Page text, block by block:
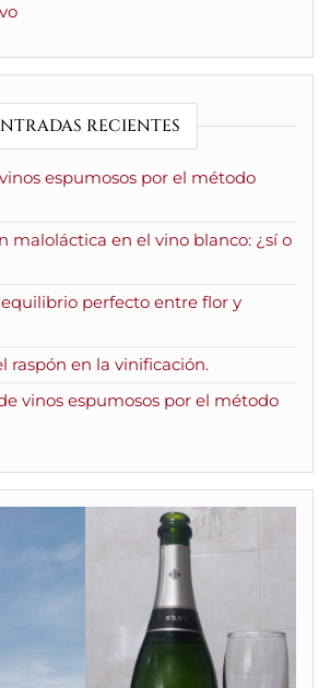
RECIENTES
espumosos por el método
maloláctica en el vino blanco: ¿sí o
perfecto entre flor y
raspón en la vinificación.
vinos espumosos por el método